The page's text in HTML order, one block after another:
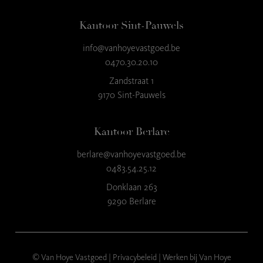
Kantoor Sint-Pauwels
info@vanhoyevastgoed.be
0470.30.20.10
Zandstraat 1
9170 Sint-Pauwels
Kantoor Berlare
berlare@vanhoyevastgoed.be
0483.54.25.12
Donklaan 263
9290 Berlare
© Van Hoye Vastgoed | Privacybeleid| Werken bij Van Hoye